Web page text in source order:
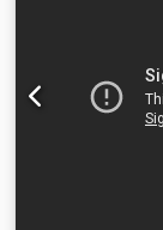
X-/Y-/Z-as: 18 /
mm Max.